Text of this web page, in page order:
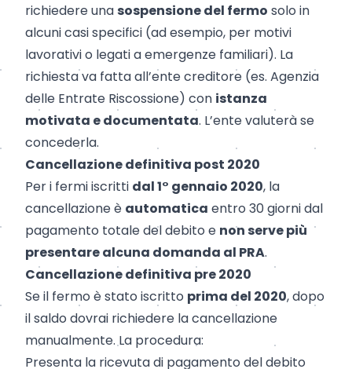
richiedere una sospensione del fermo solo in
alcuni casi specifici (ad esempio, per motivi
lavorativi o legati a emergenze familiari). La
richiesta va fatta all’ente creditore (es. Agenzia
delle Entrate Riscossione) con istanza
motivata e documentata. L’ente valuterà se
concederla.
Cancellazione definitiva post 2020
Per i fermi iscritti dal 1° gennaio 2020, la
cancellazione è automatica entro 30 giorni dal
pagamento totale del debito e non serve più
presentare alcuna domanda al PRA.
Cancellazione definitiva pre 2020
Se il fermo è stato iscritto prima del 2020, dopo
il saldo dovrai richiedere la cancellazione
manualmente. La procedura:
Presenta la ricevuta di pagamento del debito